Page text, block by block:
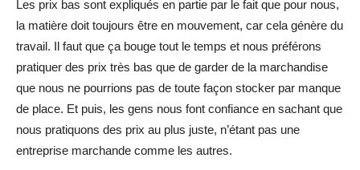
Les prix bas sont expliqués en partie par le fait que pour nous,
la matière doit toujours être en mouvement, car cela génère du
travail. Il faut que ça bouge tout le temps et nous préférons
pratiquer des prix très bas que de garder de la marchandise
que nous ne pourrions pas de toute façon stocker par manque
de place. Et puis, les gens nous font confiance en sachant que
nous pratiquons des prix au plus juste, n’étant pas une
entreprise marchande comme les autres.